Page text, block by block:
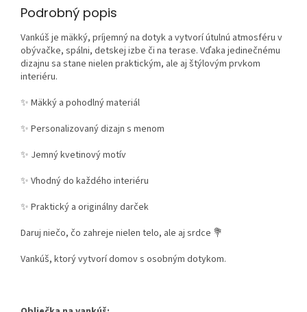
Podrobný popis
Vankúš je mäkký, príjemný na dotyk a vytvorí útulnú atmosféru v
obývačke, spálni, detskej izbe či na terase. Vďaka jedinečnému
dizajnu sa stane nielen praktickým, ale aj štýlovým prvkom
interiéru.
✨ Mäkký a pohodlný materiál
✨ Personalizovaný dizajn s menom
✨ Jemný kvetinový motív
✨ Vhodný do každého interiéru
✨ Praktický a originálny darček
Daruj niečo, čo zahreje nielen telo, ale aj srdce 💐
Vankúš, ktorý vytvorí domov s osobným dotykom.